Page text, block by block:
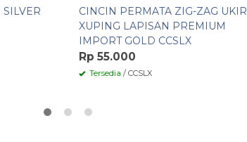
CINCIN PERMATA ZIG-ZAG UKIR
XUPING LAPISAN PREMIUM
IMPORT GOLD CCSLX
Rp 55.000
Tersedia / CCSLX